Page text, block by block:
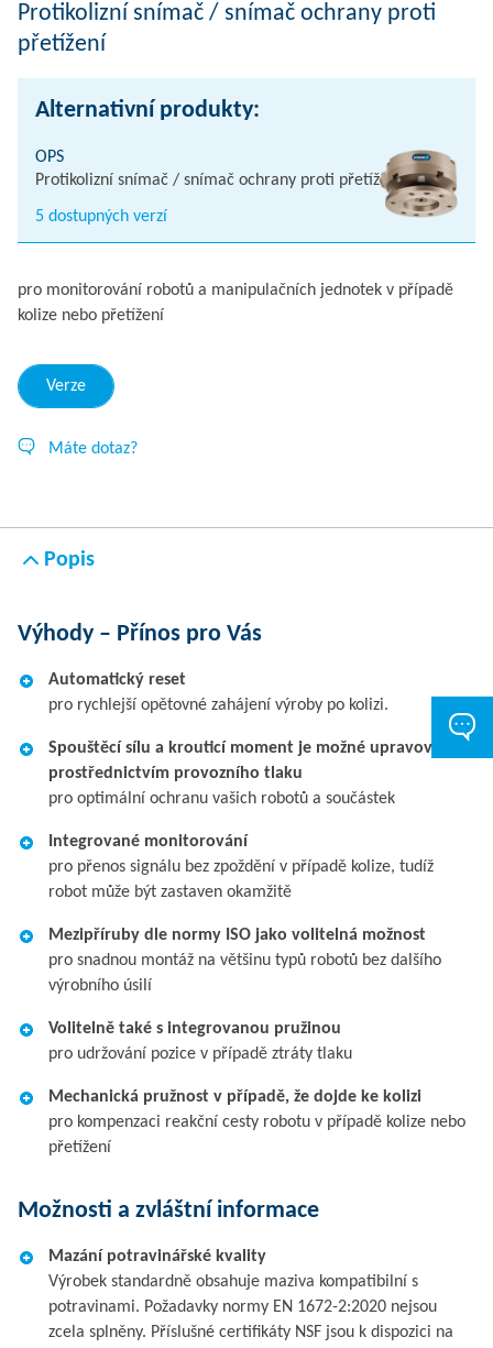
Protikolizní snímač / snímač ochrany proti
přetížení
Alternativní produkty:
OPS
Protikolizní snímač / snímač ochrany proti přetížení
5 dostupných verzí
pro monitorování robotů a manipulačních jednotek v případě
kolize nebo přetížení
Verze
Máte dotaz?
Popis
Výhody – Přínos pro Vás
Automatický reset
pro rychlejší opětovné zahájení výroby po kolizi.
Spouštěcí sílu a krouticí moment je možné upravovat
prostřednictvím provozního tlaku
pro optimální ochranu vašich robotů a součástek
Integrované monitorování
pro přenos signálu bez zpoždění v případě kolize, tudíž
robot může být zastaven okamžitě
Mezipříruby dle normy ISO jako volitelná možnost
pro snadnou montáž na většinu typů robotů bez dalšího
výrobního úsilí
Volitelně také s integrovanou pružinou
pro udržování pozice v případě ztráty tlaku
Mechanická pružnost v případě, že dojde ke kolizi
pro kompenzaci reakční cesty robotu v případě kolize nebo
přetížení
Možnosti a zvláštní informace
Mazání potravinářské kvality
Výrobek standardně obsahuje maziva kompatibilní s
potravinami. Požadavky normy EN 1672-2:2020 nejsou
zcela splněny. Příslušné certifikáty NSF jsou k dispozici na